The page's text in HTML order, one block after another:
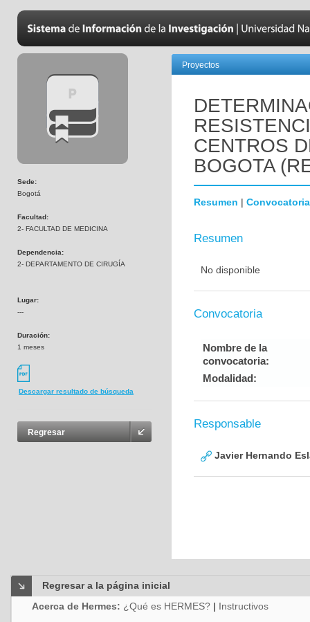
Sede:
Bogotá
Facultad:
2- FACULTAD DE MEDICINA
Dependencia:
2- DEPARTAMENTO DE CIRUGÍA
Lugar:
---
Duración:
1 meses
Descargar resultado de búsqueda
Regresar
Proyectos
CENTROS
BOGOTA
Resumen | Convocatoria
Resumen
No disponible
Convocatoria
Nombre de la
convocatoria:
Modalidad:
Responsable
Javier Hernando
Regresar a la página inicial
Acerca de Hermes: ¿Qué es HERMES? | Instructivos